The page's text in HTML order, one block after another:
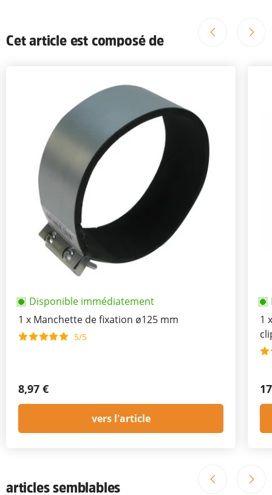
Cet article est composé de
Disponible immédiatement
1 x Manchette de fixation ø125 mm
5/5
8,97 €
vers l'article
1 x
articles semblables